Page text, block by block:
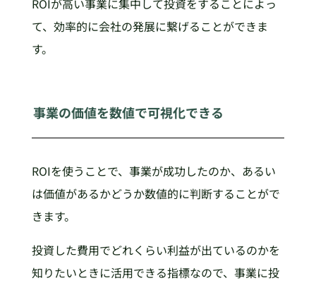
ROIが高い事業に集中して投資をすることによっ
て、効率的に会社の発展に繋げることができま
す。
事業の価値を数値で可視化できる
ROIを使うことで、事業が成功したのか、あるい
は価値があるかどうか数値的に判断することがで
きます。
投資した費用でどれくらい利益が出ているのかを
知りたいときに活用できる指標なので、事業に投